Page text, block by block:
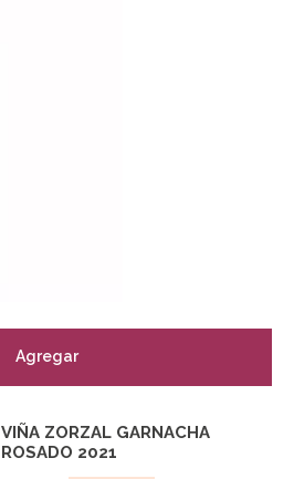
Agregar
VIÑA ZORZAL GARNACHA
ROSADO 2021